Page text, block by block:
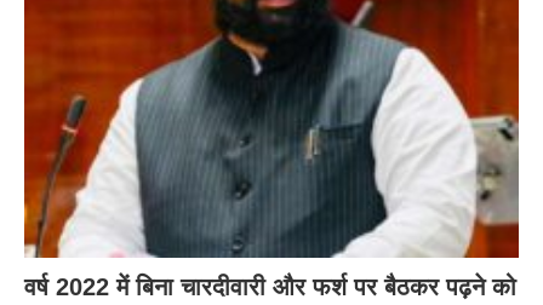
वर्ष 2022 में बिना चारदीवारी और फर्श पर बैठकर पढ़ने को